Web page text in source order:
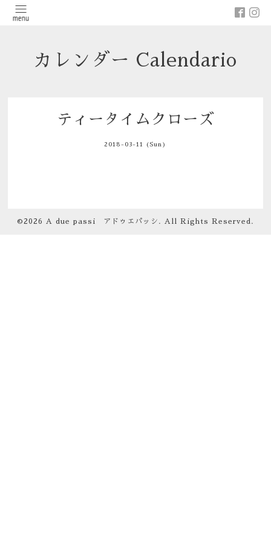
カレンダー Calendario
ティータイムクローズ
2018-03-11 (Sun)
©2026 A due passi アドゥエパッシ . All Rights Reserved.